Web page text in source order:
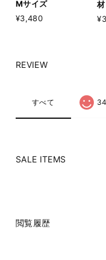
Mサイズ
¥3,480
REVIEW
すべて
SALE ITEMS
閲覧履歴